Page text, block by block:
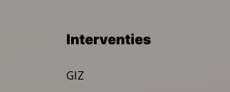
Interventies
GIZ